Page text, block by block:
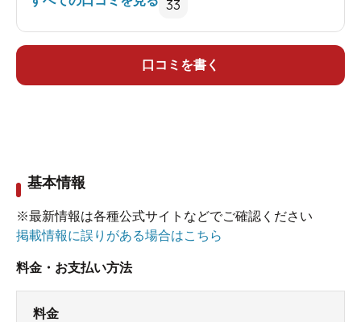
33
口コミを書く
基本情報
※最新情報は各種公式サイトなどでご確認ください
掲載情報に誤りがある場合はこちら
料金・お支払い方法
料金